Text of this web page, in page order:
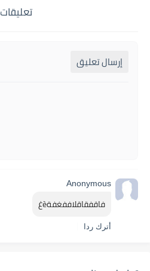
تعليقات
إرسال تعليق
Anonymous
فاقفقاقلاففغفةèغ
أترك ردا